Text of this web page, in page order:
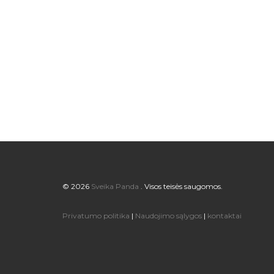
© 2026 Sveika Panda . Visos teisės saugomos.
Privatumo politika | Naudojimo sąlygos | kontaktai